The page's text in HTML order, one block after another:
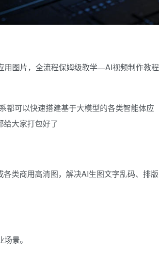
用图片，全流程保姆级教学—AI视频制作教程
都可以快速搭建基于大模型的各类智能体应
给大家打包好了
类商用高清图，解决AI生图文字乱码、排版
景。